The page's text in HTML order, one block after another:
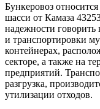
Бункеровоз
шасси от Камаза
надежности говорить
и транспортировки
контейнерах,
секторе, а также на
предприятий.
разгрузка,
утилизации отходов.